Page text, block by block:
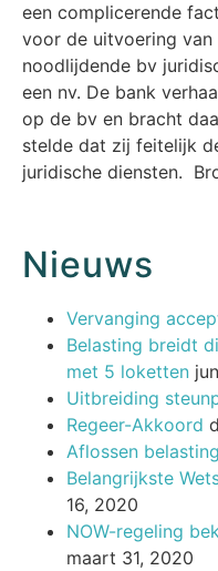
een complicerende
voor de uitvoering
noodlijdende bv
een nv. De bank
op de bv en bracht
stelde dat zij feitelijk
juridische diensten.
Nieuws
Vervanging
Belasting breidt
met 5 loketten
Uitbreiding
Regeer-Akkoord
Aflossen
Belangrijkste
16, 2020
NOW-regeling
maart 31, 2020